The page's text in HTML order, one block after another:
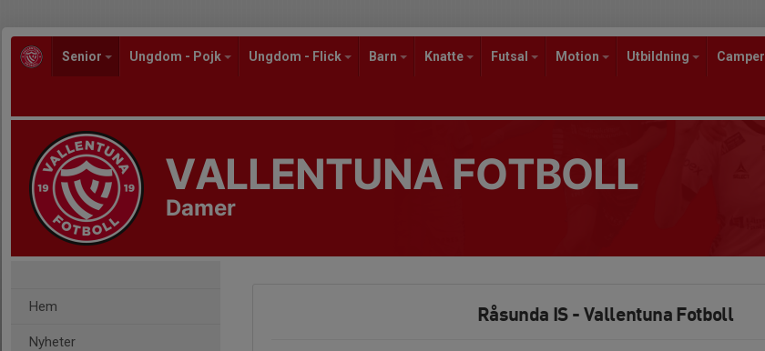
Senior Ungdom - Pojk Ungdom - Flick Barn Knatte Futsal Motion Utbildning Camper
VALLENTUNA FOTBOLL
Damer
Hem
Nyheter
Råsunda IS - Vallentuna Fotboll